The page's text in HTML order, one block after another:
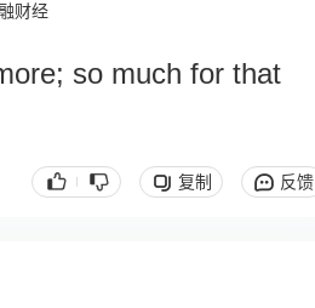
财经
so much for that
复制 反馈